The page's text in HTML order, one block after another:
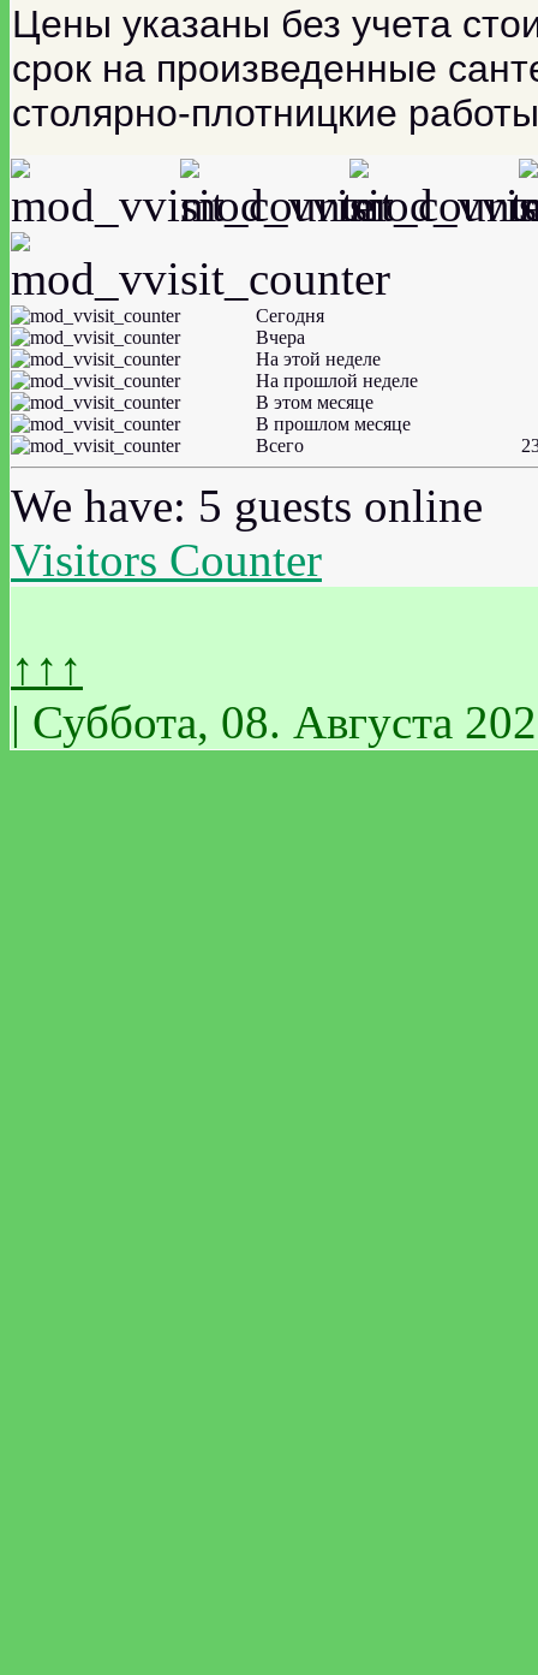
Цены указаны без учета
срок на произведенные
столярно-плотницкие
Сегодня
Вчера
На этой неделе
На прошлой неделе
В этом месяце
В прошлом месяце
Всего
We have: 5 guests online
Visitors Counter
↑↑↑
| Суббота, 08. Августа